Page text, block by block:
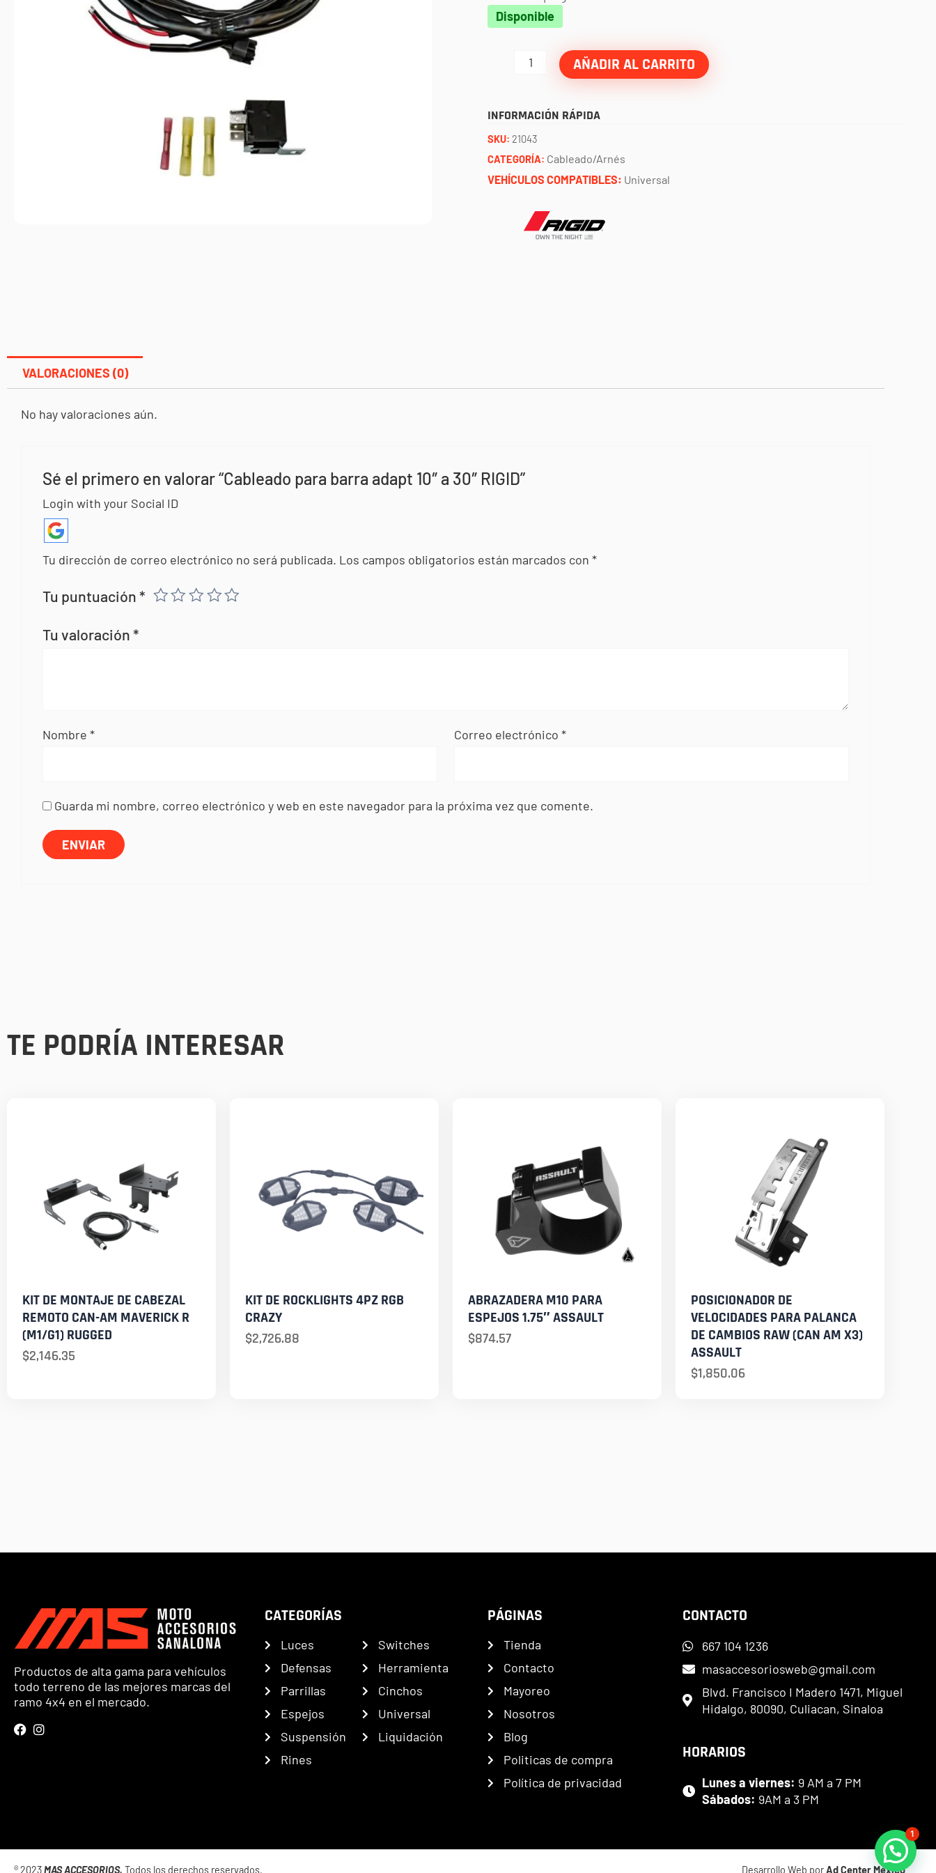
Disponible
Cableado
30"
RIGID
AÑADIR AL CARRITO
INFORMACIÓN RÁPIDA
SKU: 21043
CATEGORÍA: Cableado/Arnés
VEHÍCULOS COMPATIBLES: Universal
VALORACIONES (0)
No hay valoraciones aún.
Sé el primero en valorar “Cableado para barra adapt 10″ a 30″ RIGID”
Login with your Social ID
Tu dirección de correo electrónico no será publicada. Los campos obligatorios están marcados con*
Tu puntuación*
Tu valoración*
Nombre* Correo electrónico *
Guarda mi nombre, correo electrónico y web en este navegador para la próxima vez que comente.
TE PODRÍA INTERESAR
KIT DE MONTAJE DE CABEZAL
REMOTO CAN-AM MAVERICK R
(M1/G1) RUGGED
$2,146.35
KIT DE ROCKLIGHTS 4PZ RGB
CRAZY
$2,726.88
ABRAZADERA M10 PARA
ESPEJOS 1.75″ ASSAULT
$874.57
POSICIONADOR DE
VELOCIDADES PARA PALANCA
DE CAMBIOS RAW (CAN AM X3)
ASSAULT
$1,850.06
Productos de alta gama para vehículos
todo terreno de las mejores marcas del
ramo 4x4 en el mercado.
CATEGORÍAS
Luces
Defensas
Parrillas
Espejos
Suspensión
Rines
Switches
Herramienta
Cinchos
Universal
Liquidación
PÁGINAS
Tienda
Contacto
Mayoreo
Nosotros
Blog
Politicas de compra
Política de privacidad
CONTACTO
667 104 1236
masaccesoriosweb@gmail.com
Blvd. Francisco I Madero 1471, Miguel
Hidalgo, 80090, Culiacan, Sinaloa
HORARIOS
Lunes a viernes: 9 AM a 7 PM
Sábados: 9AM a 3 PM
® 2023MAS ACCESORIOS. Todos los derechos reservados. Desarrollo Web porAd Center México
1